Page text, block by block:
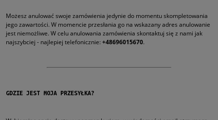
Możesz anulować swoje zamówienia jedynie do momentu skompletowania
jego zawartości. W momencie przesłania go na wskazany adres anulowanie
jest niemożliwe. W celu anulowania zamówienia skontaktuj się z nami jak
najszybciej - najlepiej telefonicznie: +48696015670.
GDZIE JEST MOJA PRZESYŁKA?